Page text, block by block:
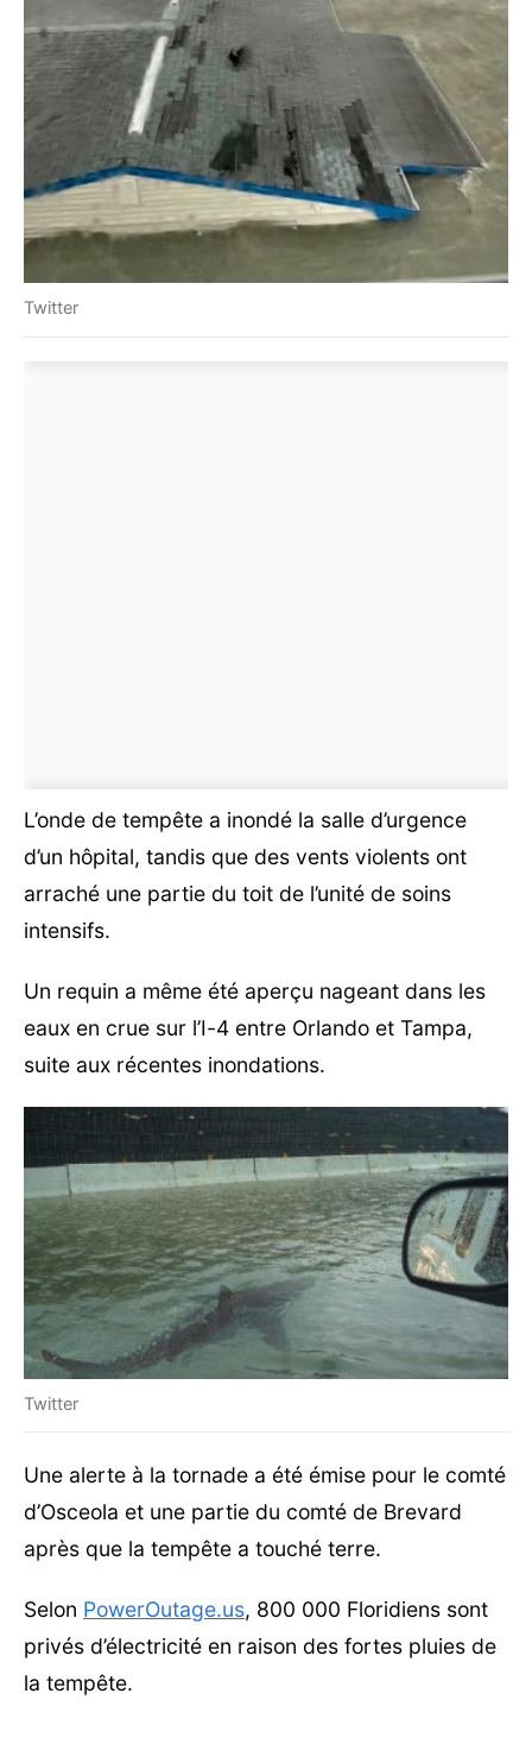
Twitter
L’onde de tempête a inondé la salle d’urgence
d’un hôpital, tandis que des vents violents ont
arraché une partie du toit de l’unité de soins
intensifs.
Un requin a même été aperçu nageant dans les
eaux en crue sur l’I-4 entre Orlando et Tampa,
suite aux récentes inondations.
Twitter
Une alerte à la tornade a été émise pour le comté
d’Osceola et une partie du comté de Brevard
après que la tempête a touché terre.
Selon PowerOutage.us, 800 000 Floridiens sont
privés d’électricité en raison des fortes pluies de
la tempête.